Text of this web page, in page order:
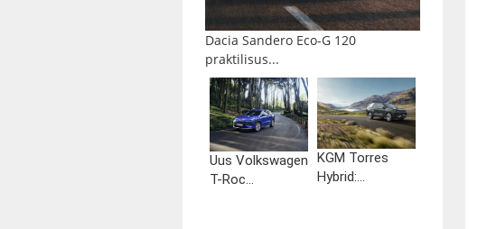
Dacia Sandero Eco-G 120
praktilisus...
Uus Volkswagen
T-Roc...
KGM Torres
Hybrid:...